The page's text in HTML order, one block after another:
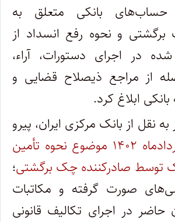
حساب‌های بانکی متعلق به
و نحوه رفع انسداد از
در اجرای دستورات، آراء،
از مراجع ذیصلاح قضایی و
ابلاغ کرد.
نقل از بانک مرکزی ایران، پیرو
بخشنامه ۲۱ خردادماه ۱۴۰۲ موضوع نحوه تأمین
صادرکننده چک برگشتی؛
صورت گرفته و مکاتبات
حاضر در اجرای تکالیف قانونی